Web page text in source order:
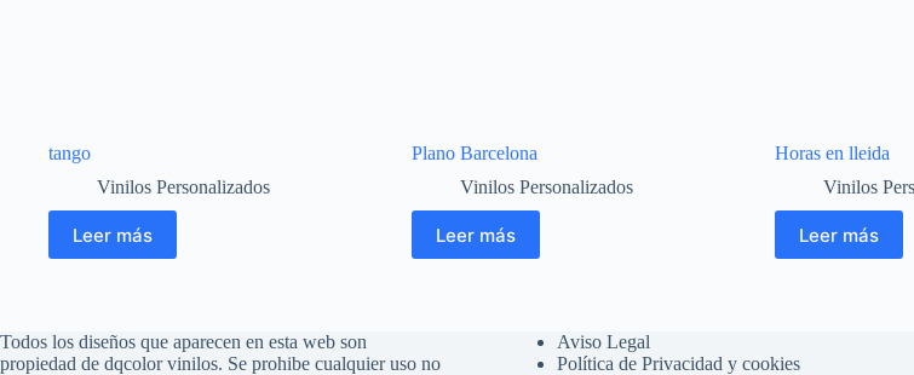
tango
Vinilos Personalizados
Leer más
Plano Barcelona
Vinilos Personalizados
Leer más
Horas en lleida
Vinilos
Leer más
Todos los diseños que aparecen en esta web son
propiedad de dqcolor vinilos. Se prohibe cualquier uso no
Aviso Legal
Política de Privacidad y cookies